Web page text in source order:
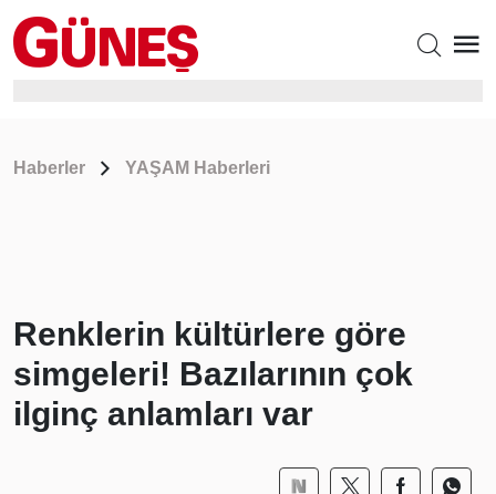
Haberler YAŞAM Haberleri
Renklerin kültürlere göre
simgeleri! Bazılarının çok
ilginç anlamları var